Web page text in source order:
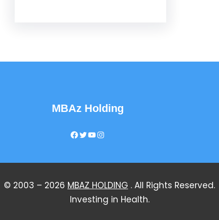
MBAz Holding
Facebook Twitter YouTube Instagram
© 2003 – 2026 MBAZ HOLDING . All Rights Reserved.
Investing in Health.